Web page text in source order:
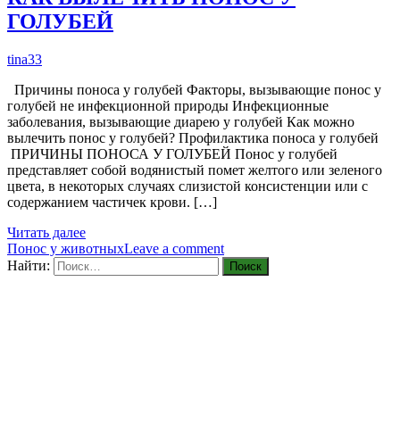
ГОЛУБЕЙ
tina33
Причины поноса у голубей Факторы, вызывающие понос у
голубей не инфекционной природы Инфекционные
заболевания, вызывающие диарею у голубей Как можно
вылечить понос у голубей? Профилактика поноса у голубей
ПРИЧИНЫ ПОНОСА У ГОЛУБЕЙ Понос у голубей
представляет собой водянистый помет желтого или зеленого
цвета, в некоторых случаях слизистой консистенции или с
содержанием частичек крови. […]
Читать далее
Понос у животныхLeave a comment
Найти: